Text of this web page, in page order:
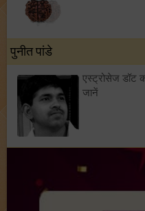
पुनीत पांडे
एस्ट्रोसेज डॉट
जानें